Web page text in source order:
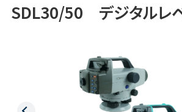
SDL30/50 デジタルレ